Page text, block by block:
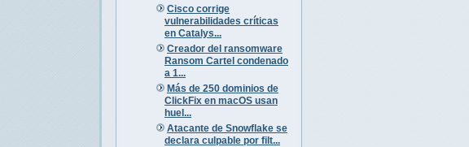
Cisco corrige
vulnerabilidades críticas
en Catalys...
Creador del ransomware
Ransom Cartel condenado
a 1...
Más de 250 dominios de
ClickFix en macOS usan
huel...
Atacante de Snowflake se
declara culpable por filt...